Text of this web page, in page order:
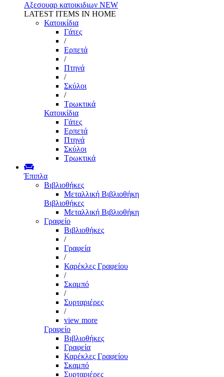
Αξεσουαρ κατοικιδιων NEW
LATEST ITEMS IN HOME
Κατοικίδια
Γάτες
/
Ερπετά
/
Πτηνά
/
Σκύλοι
/
Τρωκτικά
Κατοικίδια
Γάτες
Ερπετά
Πτηνά
Σκύλοι
Τρωκτικά
Έπιπλα
Βιβλιοθήκες
Μεταλλική Βιβλιοθήκη
Βιβλιοθήκες
Μεταλλική Βιβλιοθήκη
Γραφείο
Βιβλιοθήκες
/
Γραφεία
/
Καρέκλες Γραφείου
/
Σκαμπό
/
Συρταριέρες
/
view more
Γραφείο
Βιβλιοθήκες
Γραφεία
Καρέκλες Γραφείου
Σκαμπό
Συρταριέρες